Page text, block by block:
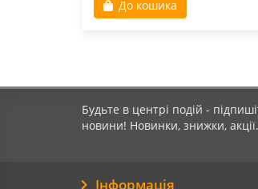
До кошика
Будьте в центрі подій -
новини! Новинки, знижки, акції.
Інформація